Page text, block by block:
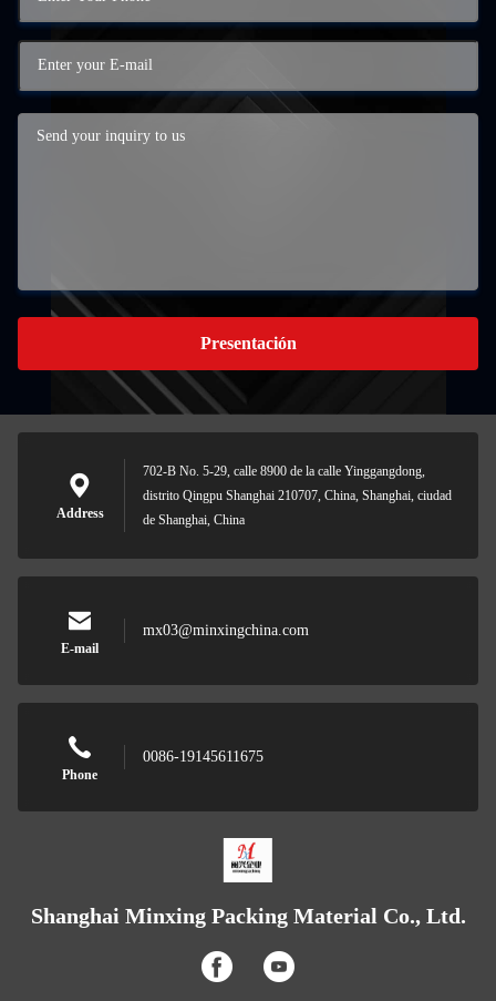
Presentación
Address
702-B No. 5-29, calle 8900 de la calle Yinggangdong,
distrito Qingpu Shanghai 210707, China, Shanghai, ciudad
de Shanghai, China
E-mail
mx03@minxingchina.com
Phone
0086-19145611675
Shanghai Minxing Packing Material Co., Ltd.